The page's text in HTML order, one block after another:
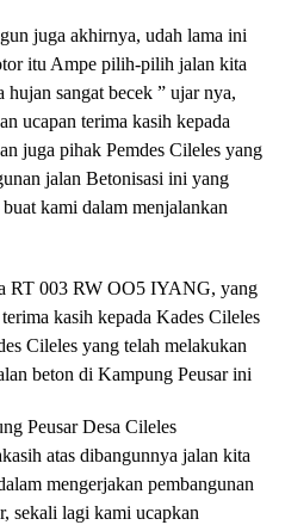
juga akhirnya, udah lama ini
itu Ampe pilih-pilih jalan kita
hujan sangat becek ” ujar nya,
ucapan terima kasih kepada
juga pihak Pemdes Cileles yang
jalan Betonisasi ini yang
kami dalam menjalankan
RT 003 RW OO5 IYANG, yang
kasih kepada Kades Cileles
Cileles yang telah melakukan
beton di Kampung Peusar ini
Peusar Desa Cileles
atas dibangunnya jalan kita
mengerjakan pembangunan
sekali lagi kami ucapkan